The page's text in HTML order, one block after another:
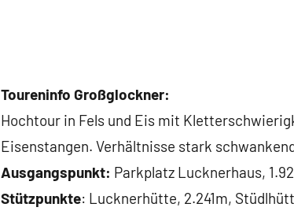
Toureninfo Großglockner:
Hochtour in Fels und Eis mit
Eisenstangen. Verhältnisse stark
Ausgangspunkt: Parkplatz Lucknerhaus,
Stützpunkte: Lucknerhütte, 2.241m,